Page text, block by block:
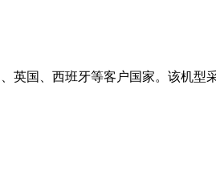
英国、西班牙等客户国家。该机